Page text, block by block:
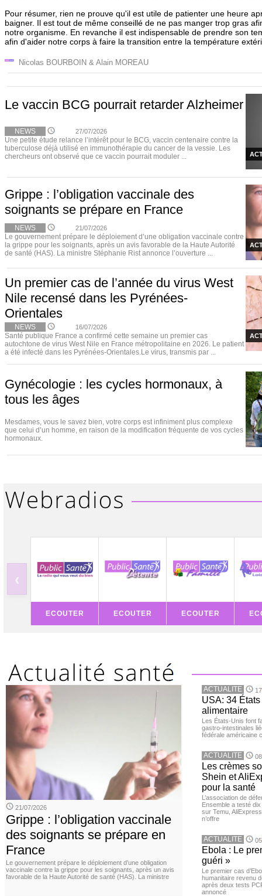
Pour résumer, rien ne prouve qu'il est utile de patienter une heure
baigner. Il est tout de même conseillé de ne pas manger trop gras
notre organisme. En revanche il est indispensable de prendre son
afin d'aider notre corps à faire la transition entre la température
Nicolas BOURBOIN & Alain MOREAU
Le vaccin BCG pourrait retarder Alzheimer
NEWS 27/07/2026
Une petite étude relance l’intérêt pour le BCG, vaccin centenaire contre la
tuberculose déjà utilisé en immunothérapie du cancer de la vessie. Les
chercheurs ont observé que ce vaccin pourrait moduler ...
Grippe : l’obligation vaccinale des
soignants se prépare en France
NEWS 21/07/2026
Le gouvernement prépare le déploiement d’une obligation vaccinale contre
la grippe pour les soignants, après un avis favorable de la Haute Autorité
de santé (HAS). La ministre Stéphanie Rist annonce l’ouverture ...
Un premier cas de l’année du virus West
Nile recensé dans les Pyrénées-
Orientales
NEWS 16/07/2026
Santé publique France a confirmé cette semaine un premier cas
autochtone de virus West Nile en France métropolitaine en 2026. Le patient
a été infecté dans les Pyrénées-Orientales.Le virus, transmis par ...
Gynécologie : les cycles hormonaux, à
tous les âges
Mesdames, vous le savez bien, votre corps est infiniment plus complexe
que celui d’un homme, en raison de la modification fréquente de vos cycles
hormonaux.
‹
ECOUTER ECOUTER ECOUTER
21/07/2026
Grippe : l’obligation vaccinale
des soignants se prépare en
France
Le gouvernement prépare le déploiement d’une obligation
vaccinale contre la grippe pour les soignants, après un avis
favorable de la Haute Autorité de santé (HAS). La ministre
ACTUALITE
USA: 34
alimentaire
Les États-Unis font
gastro-intestinales
fédérale américaine
ACTUALITE
Les crèmes
Shein et
pour la santé
L’association de
Ensemble a testé
sur Temu,
n’offre
ACTUALITE
Ebola : Le
guéri »
Le premier cas
humanitaire revenu
après deux tests
annoncé